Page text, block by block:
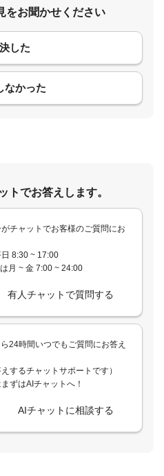
をお聞かせください
した
なかった
ント
トでお答えします。
チャットでお客様のご質問にお
8:30 ~ 17:00
月 ~ 金 7:00 ~ 24:00
有人チャットで質問する
24時間いつでもご質問にお答え
えするチャットサポートです）
ずはAIチャットへ！
AIチャットに相談する